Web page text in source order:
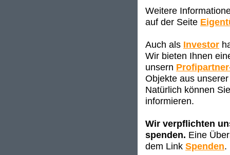
Weitere
auf der Seite
Auch als Investor
Wir bieten Ihnen
unsern
Objekte aus
Natürlich können
informieren.
Wir verpflichten
spenden. Eine
dem Link Spenden.